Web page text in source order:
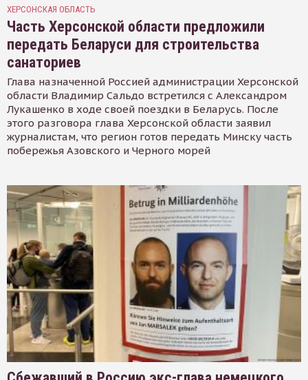
ХЕРСОНСКАЯ ОБЛАСТЬ
Часть Херсонской области предложили
передать Беларуси для строительства
санаториев
Глава назначенной Россией администрации Херсонской
области Владимир Сальдо встретился с Александром
Лукашенко в ходе своей поездки в Беларусь. После
этого разговора глава Херсонской области заявил
журналистам, что регион готов передать Минску часть
побережья Азовского и Черного морей